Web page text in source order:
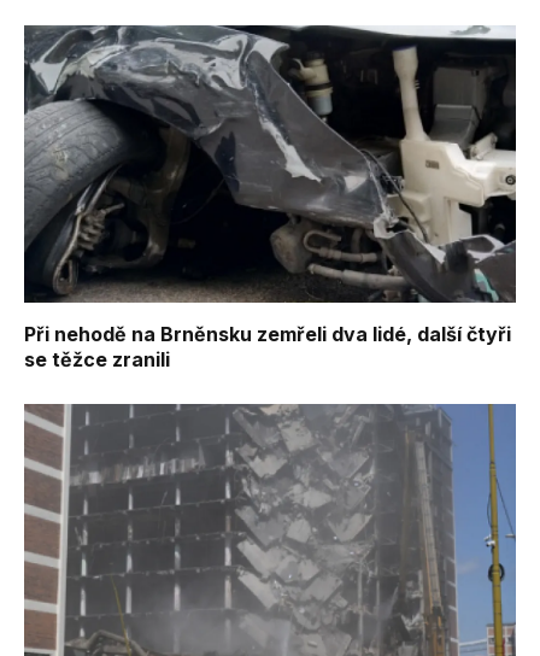
Při nehodě na Brněnsku zemřeli dva lidé, další čtyři
se těžce zranili